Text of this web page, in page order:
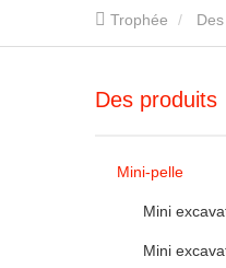
Trophée
Des produits
Mini-pelle
Mini
Mini